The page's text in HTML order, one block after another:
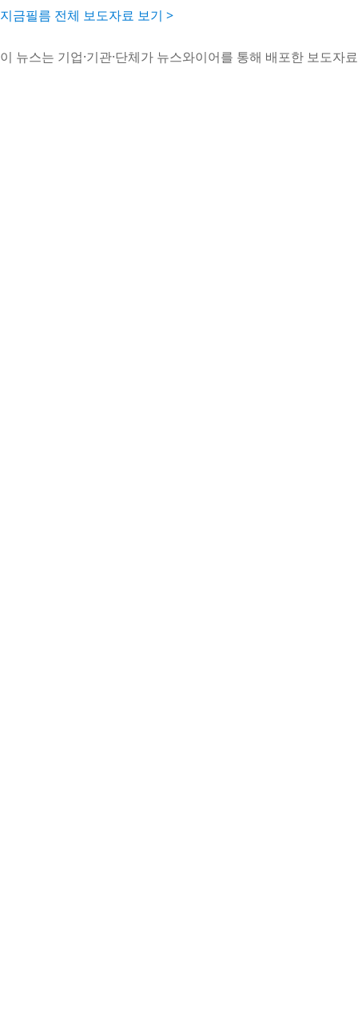
지금필름 전체 보도자료 보기 >
이 뉴스는 기업·기관·단체가 뉴스와이어를 통해 배포한 보도자